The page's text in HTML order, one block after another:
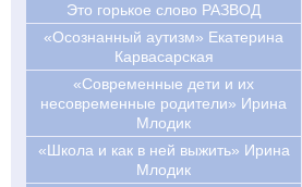
Это горькое слово РАЗВОД
«Осознанный аутизм» Екатерина
Карвасарская
«Современные дети и их
несовременные родители» Ирина
Млодик
«Школа и как в ней выжить» Ирина
Млодик